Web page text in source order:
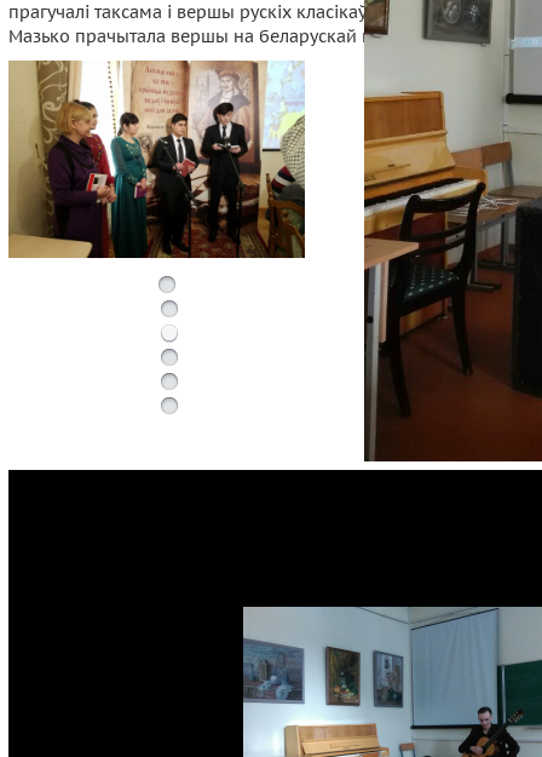
прагучалі таксама і вершы рускіх класікаў, а кіраўнік праекта
Мазько прачытала вершы на беларускай мове.